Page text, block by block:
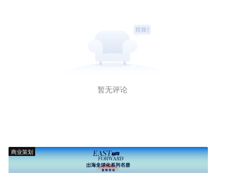
暂无评论
商业策划